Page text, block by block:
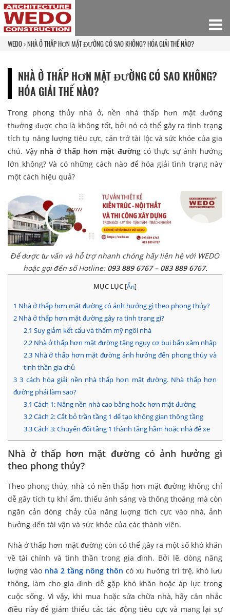
WEDO NHÀ Ở THẤP HƠN MẶT ĐƯỜNG CÓ SAO KHÔNG? HÓA GIẢI THẾ NÀO?
NHÀ Ở THẤP HƠN MẶT ĐƯỜNG CÓ SAO KHÔNG?
HÓA GIẢI THẾ NÀO?
Trong phong thủy nhà ở, nền nhà thấp hơn mặt đường
thường được cho là không tốt, bởi nó có thể gây ra tình trạng
tích tụ năng lượng tiêu cực, cản trở tài lộc và sức khỏe của gia
chủ. Vậy nhà ở thấp hơn mặt đườngcó thực sự ảnh hưởng
lớn không? Và có những cách nào để hóa giải tình trạng này
một cách hiệu quả?
Để được tư vấn và hỗ trợ nhanh chóng hãy liên hệ với WEDO
hoặc gọi đến số Hotline: 093 889 6767 – 083 889 6767.
MỤC LỤC [Ẩn]
1 Nhà ở thấp hơn mặt đường có ảnh hưởng gì theo phong thủy?
2 Nhà ở thấp hơn mặt đường gây ra tình trạng gì?
2.1 Suy giảm kết cấu và thẩm mỹ ngôi nhà
2.2Nhà ở thấp hơn mặt đường tăng nguy cơ bụi bẩn xâm nhập
2.3Nhà ở thấp hơn mặt đường ảnh hưởng đến phong thủy và
tinh thần gia chủ
3 3 cách hóa giải nền nhà thấp hơn mặt đường. Nhà thấp hơn
đường phải làm sao?
3.1 Cách 1: Nâng nền nhà cao bằng hoặc hơn mặt đường
3.2Cách 2: Cắt bỏ trần tầng 1 để tạo không gian thông tầng
3.3Cách 3: Chuyển đổi tầng 1 thành tầng hầm hoặc nhà để xe
Nhà ở thấp hơn mặt đường có ảnh hưởng gì
theo phong thủy?
Theo phong thủy, nhà có nền thấp hơn mặt đường không chỉ
dễ gây tích tụ khí ẩm, thiếu ánh sáng và thông thoáng mà còn
ngăn cản dòng chảy của năng lượng tích cực vào nhà, ảnh
hưởng đến tài vận và sức khỏe của các thành viên.
Nhà ở thấp hơn mặt đường còn có thể gây ra một số khó khăn
về tài chính và tinh thần trong gia đình. Bởi lẽ, dòng năng
lượng vào nhà 2 tầng nông thôn có xu hướng trì trệ, khó lưu
thông, làm cho gia đình dễ gặp khó khăn hoặc áp lực trong
cuộc sống. Vì vậy, khi mua hoặc sửa chữa nhà, hãy cân nhắc
điều này để giảm thiểu các tác động tiêu cực và mang lại sự